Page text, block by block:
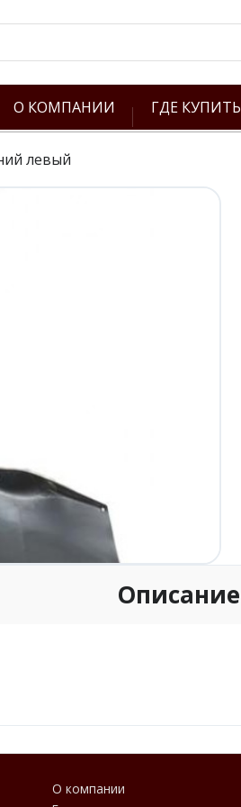
О КОМПАНИИ ГДЕ КУПИТЬ
левый
Описание
О компании